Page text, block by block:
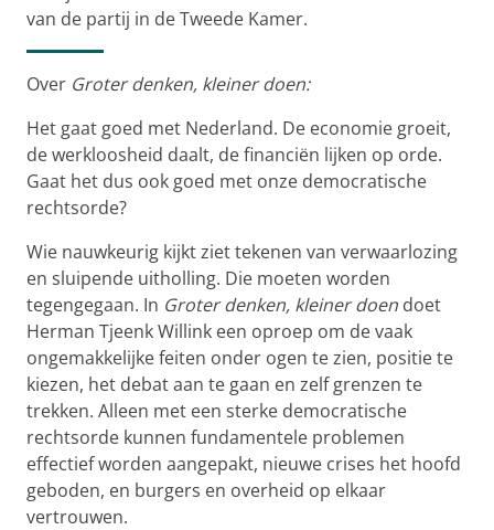
van de partij in de Tweede Kamer.
Over Groter denken, kleiner doen:
Het gaat goed met Nederland. De economie groeit,
de werkloosheid daalt, de financiën lijken op orde.
Gaat het dus ook goed met onze democratische
rechtsorde?
Wie nauwkeurig kijkt ziet tekenen van verwaarlozing
en sluipende uitholling. Die moeten worden
tegengegaan. In Groter denken, kleiner doen doet
Herman Tjeenk Willink een oproep om de vaak
ongemakkelijke feiten onder ogen te zien, positie te
kiezen, het debat aan te gaan en zelf grenzen te
trekken. Alleen met een sterke democratische
rechtsorde kunnen fundamentele problemen
effectief worden aangepakt, nieuwe crises het hoofd
geboden, en burgers en overheid op elkaar
vertrouwen.